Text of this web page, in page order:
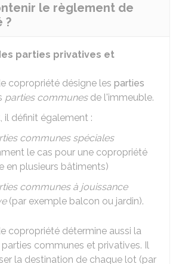
le règlement de
?
parties privatives et
copropriété désigne les parties
parties communesde l'immeuble.
il définit également :
communes spéciales
le cas pour une copropriété
en plusieurs bâtiments)
communes à jouissance
(par exemple balcon ou jardin).
copropriété détermine aussi la
communes et privatives. Il
la destination de chaque lot (par